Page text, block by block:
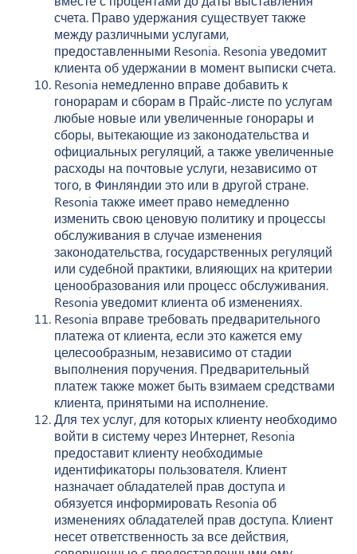
счета. Право удержания существует также
между различными услугами,
предоставленными Resonia. Resonia уведомит
клиента об удержании в момент выписки счета.
Resonia немедленно вправе добавить к
гонорарам и сборам в Прайс-листе по услугам
любые новые или увеличенные гонорары и
сборы, вытекающие из законодательства и
официальных регуляций, а также увеличенные
расходы на почтовые услуги, независимо от
того, в Финляндии это или в другой стране.
Resonia также имеет право немедленно
изменить свою ценовую политику и процессы
обслуживания в случае изменения
законодательства, государственных регуляций
или судебной практики, влияющих на критерии
ценообразования или процесс обслуживания.
Resonia уведомит клиента об изменениях.
Resonia вправе требовать предварительного
платежа от клиента, если это кажется ему
целесообразным, независимо от стадии
выполнения поручения. Предварительный
платеж также может быть взимаем средствами
клиента, принятыми на исполнение.
Для тех услуг, для которых клиенту необходимо
войти в систему через Интернет, Resonia
предоставит клиенту необходимые
идентификаторы пользователя. Клиент
назначает обладателей прав доступа и
обязуется информировать Resonia об
изменениях обладателей прав доступа. Клиент
несет ответственность за все действия,